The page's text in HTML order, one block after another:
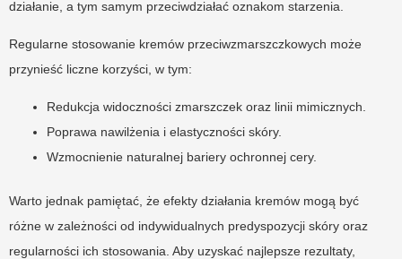
działanie, a tym samym przeciwdziałać oznakom starzenia.
Regularne stosowanie kremów przeciwzmarszczkowych może
przynieść liczne korzyści, w tym:
Redukcja widoczności zmarszczek oraz linii mimicznych.
Poprawa nawilżenia i elastyczności skóry.
Wzmocnienie naturalnej bariery ochronnej cery.
Warto jednak pamiętać, że efekty działania kremów mogą być
różne w zależności od indywidualnych predyspozycji skóry oraz
regularności ich stosowania. Aby uzyskać najlepsze rezultaty,